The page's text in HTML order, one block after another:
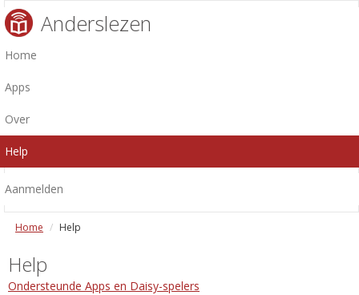
Anderslezen
Home
Apps
Over
Help
Aanmelden
Home Help
Help
Ondersteunde Apps en Daisy-spelers